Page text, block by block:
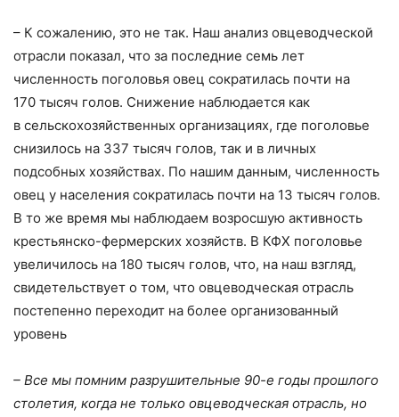
– К сожалению, это не так. Наш анализ овцеводческой
отрасли показал, что за последние семь лет
численность поголовья овец сократилась почти на
170 тысяч голов. Снижение наблюдается как
в сельскохозяйственных организациях, где поголовье
снизилось на 337 тысяч голов, так и в личных
подсобных хозяйствах. По нашим данным, численность
овец у населения сократилась почти на 13 тысяч голов.
В то же время мы наблюдаем возросшую активность
крестьянско-фермерских хозяйств. В КФХ поголовье
увеличилось на 180 тысяч голов, что, на наш взгляд,
свидетельствует о том, что овцеводческая отрасль
постепенно переходит на более организованный
уровень
– Все мы помним разрушительные 90-е годы прошлого
столетия, когда не только овцеводческая отрасль, но